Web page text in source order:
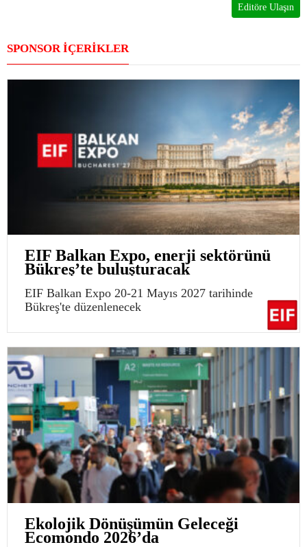
Editöre Ulaşın
SPONSOR İÇERİKLER
EIF Balkan Expo, enerji sektörünü
Bükreş’te buluşturacak
EIF Balkan Expo 20-21 Mayıs 2027 tarihinde
Bükreş'te düzenlenecek
Ekolojik Dönüşümün Geleceği
Ecomondo 2026’da